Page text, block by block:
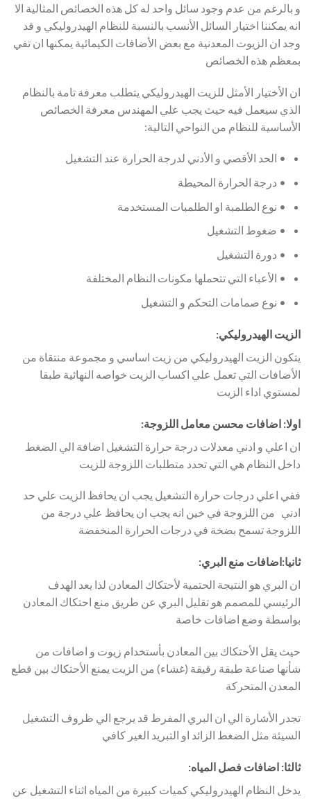
و بالرغم من عدم وجود سائل واحد له كل هذه الخصائص المثالية الا
انه يمكننا اختيار السائل الأنسب بالنسبة للنظام الهيدروليكي و قد
وجد ان الزيوت المعدنية مع بعض الأضافات الكيمائية يمكنها ان تفي
بمعظم هذه الخصائص
ان الأختيار الأمثل للزيت الهيدروليكي يتطلب معرفة تامة بالنظام
الذي سيعمل فيه حيث يجب علي المهندس معرفة الخصائص
الأساسية للنظام من النواحي التالية:
• الحد الأقصي و الأدني لدرجة الحرارة عند التشغيل
• درجة الحرارة المحيطة
• نوع الطلمبة او الطلمبات المستخدمة
• ضغوط التشغيل
• دورة التشغيل
• الأعباء التي تتحملها مكونات النظام المختلفة
• نوع صمامات التحكم و التشغيل
الزيت الهيدروليكي:
يتكون الزيت الهيدروليكي من زيت اساسي و مجموعة منتقاة من
الأضافات التي تعمل علي اكساب الزيت خواصه النهائية طبقا
لمستوي اداء الزيت
اولا: اضافات محسن معامل اللزوجة:
ان اعلي و ادني معدلات درجة حرارة التشغيل اضافة الي الضغط
داخل النظام هي التي تحدد متطلبات اللزوجة للزيت
ففي اعلي درجات حرارة التشغيل يجب ان يحافظ الزيت علي حد
ادني من اللزوجة في خين انه يجب ان يحافظ علي درجة من
اللزوجة تسمح بضخة في درجات الحرارة المنخفضة
ثانيا:اضافات منع البري:
ان البري هو النتيجة الحتمية لأحتكاك المعادن لذا يعد الهدف
الرئيسي للمصمم هو تقليل البري عن طريق منع احتكاك المعادن
بواسطة وضع اضافات خاصة
حيث يقل الأحتكاك بين المعادن بأستخدام زيوت و اضافات من
شأنها صناعة طبقة رقيقة (غشاء) من الزيت يمنع الأحتكاك بين قطع
المعدن المتحركة
تجدر الأشارة الي ان البري المفرط قد يرجع الي ظروف التشغيل
السيئة مثل الضغط الزائد او التبريد الغير كافي
ثالثا: اضافات فصل المياه:
يدخل النظام الهيدروليكي كميات كبيرة من المياه اثناء التشغيل عن